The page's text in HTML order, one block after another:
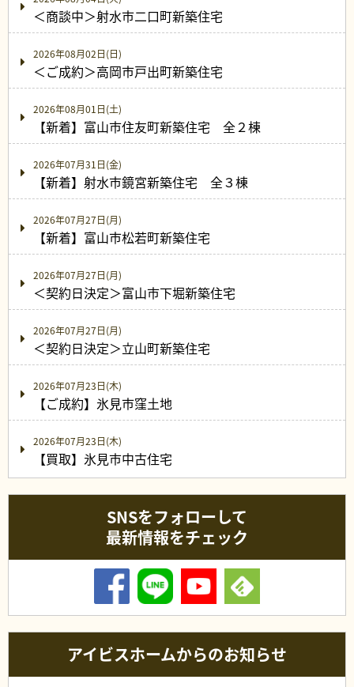
＜商談中＞射水市二口町新築住宅
2026年08月02日(日)
＜ご成約＞高岡市戸出町新築住宅
2026年08月01日(土)
【新着】富山市住友町新築住宅 全２棟
2026年07月31日(金)
【新着】射水市鏡宮新築住宅 全３棟
2026年07月27日(月)
【新着】富山市松若町新築住宅
2026年07月27日(月)
＜契約日決定＞富山市下堀新築住宅
2026年07月27日(月)
＜契約日決定＞立山町新築住宅
2026年07月23日(木)
【ご成約】氷見市窪土地
2026年07月23日(木)
【買取】氷見市中古住宅
SNSをフォローして
最新情報をチェック
アイビスホームからのお知らせ